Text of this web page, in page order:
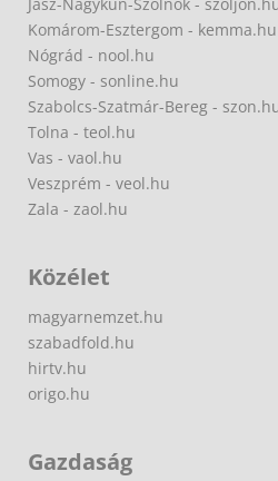
Komárom-Esztergom - kemma.hu
Nógrád - nool.hu
Somogy - sonline.hu
Szabolcs-Szatmár-Bereg -
Tolna - teol.hu
Vas - vaol.hu
Veszprém - veol.hu
Zala - zaol.hu
Közélet
magyarnemzet.hu
szabadfold.hu
hirtv.hu
origo.hu
Gazdaság